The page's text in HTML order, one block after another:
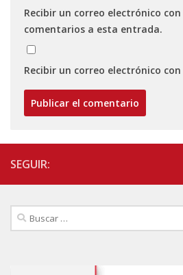
Recibir un correo electrónico
comentarios a esta entrada.
Recibir un correo electrónico
SEGUIR:
Buscar: